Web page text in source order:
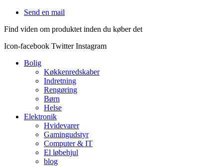
Videre
indhold
Send en mail
Find viden om produktet inden du køber det
Icon-facebook Twitter Instagram
Bolig
Køkkenredskaber
Indretning
Rengøring
Børn
Helse
Elektronik
Hvidevarer
Gamingudstyr
Computer & IT
El løbehjul
blog